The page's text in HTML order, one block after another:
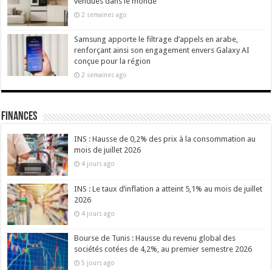
2 semaines ago
Samsung apporte le filtrage d’appels en arabe,
renforçant ainsi son engagement envers Galaxy AI
conçue pour la région
2 semaines ago
Finances
INS : Hausse de 0,2% des prix à la consommation au
mois de juillet 2026
4 jours ago
INS : Le taux d’inflation a atteint 5,1% au mois de juillet
2026
4 jours ago
Bourse de Tunis : Hausse du revenu global des
sociétés cotées de 4,2%, au premier semestre 2026
5 jours ago